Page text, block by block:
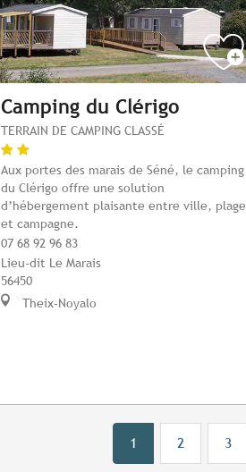
Camping du Clérigo
TERRAIN DE CAMPING CLASSÉ
Aux portes des marais de Séné, le camping
du Clérigo offre une solution
d’hébergement plaisante entre ville, plage
et campagne.
07 68 92 96 83
Lieu-dit Le Marais
56450
Theix-Noyalo
1 2 3